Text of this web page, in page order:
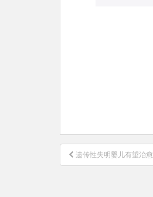
文
章
遗传性失明婴儿有望治愈